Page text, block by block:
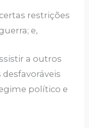
restrições
e,
a outros
político e